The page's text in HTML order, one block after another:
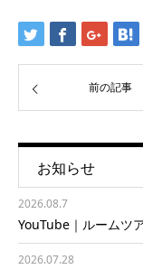
前の記事
お知らせ
2026.08.7
YouTube｜ルームツ
2026.07.28